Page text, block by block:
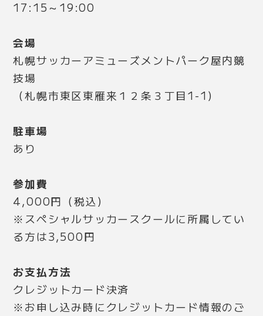
17:15～19:00
会場
札幌サッカーアミューズメントパーク屋内競
技場
（札幌市東区東雁来１２条３丁目1-1）
駐車場
あり
参加費
4,000円（税込）
※スペシャルサッカースクールに所属してい
る方は3,500円
お支払方法
クレジットカード決済
※お申し込み時にクレジットカード情報のご